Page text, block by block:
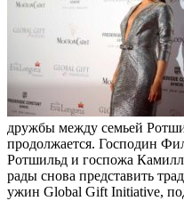
дружбы между семьей
продолжается. Господин
Ротшильд и госпожа
рады снова представить
ужин Global Gift Initiative,